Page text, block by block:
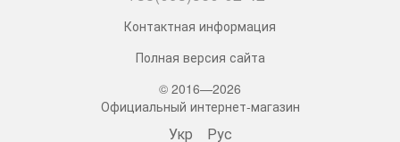
Контактная информация
Полная версия сайта
© 2016—2026
Официальный интернет-магазин
Укр Рус